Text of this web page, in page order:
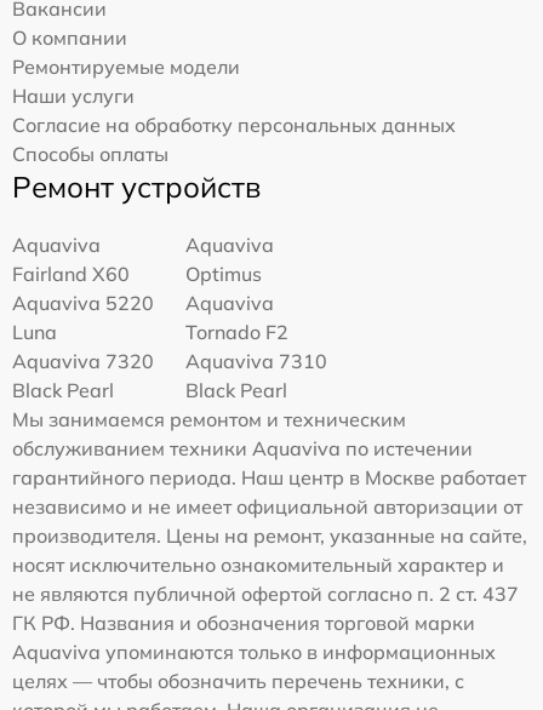
Вакансии
О компании
Ремонтируемые модели
Наши услуги
Согласие на обработку персональных данных
Способы оплаты
Ремонт устройств
Aquaviva
Fairland X60
Aquaviva
Optimus
Aquaviva 5220
Luna
Aquaviva
Tornado F2
Aquaviva 7320
Black Pearl
Aquaviva 7310
Black Pearl
Мы занимаемся ремонтом и техническим
обслуживанием техники Aquaviva по истечении
гарантийного периода. Наш центр в Москве работает
независимо и не имеет официальной авторизации от
производителя. Цены на ремонт, указанные на сайте,
носят исключительно ознакомительный характер и
не являются публичной офертой согласно п. 2 ст. 437
ГК РФ. Названия и обозначения торговой марки
Aquaviva упоминаются только в информационных
целях — чтобы обозначить перечень техники, с